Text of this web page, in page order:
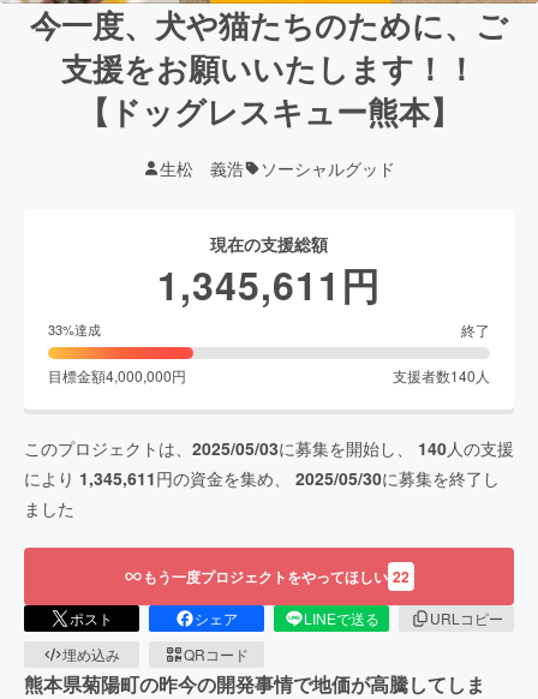
今一度、犬や猫たちのために、ご
支援をお願いいたします！！
【ドッグレスキュー熊本】
生松 義浩 ソーシャルグッド
現在の支援総額
1,345,611 円
33%達成 終了
目標金額4,000,000円 支援者数140 人
このプロジェクトは、 2025/05/03に募集を開始し、 140人の支援
により 1,345,611円の資金を集め、 2025/05/30に募集を終了し
ました
もう一度プロジェクトをやってほしい 22
ポスト シェア LINEで送る
URLコピー
埋め込み
QRコード
熊本県菊陽町の昨今の開発事情で地価が高騰してしま